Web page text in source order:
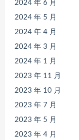
2024 年 6 月
2024 年 5 月
2024 年 4 月
2024 年 3 月
2024 年 1 月
2023 年 11 月
2023 年 10 月
2023 年 7 月
2023 年 5 月
2023 年 4 月